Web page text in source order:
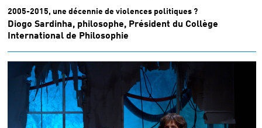
2005-2015, une décennie de violences politiques ?
Diogo Sardinha, philosophe, Président du Collège
International de Philosophie